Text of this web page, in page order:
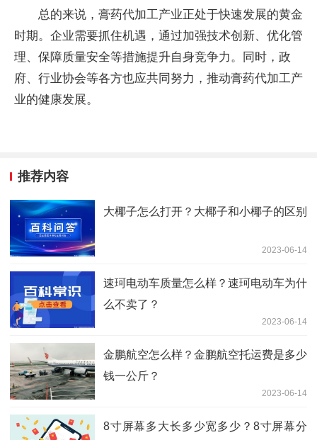
总的来说， 膏药代加工产业正处于快速发展的黄金
时期。企业需要抓住机遇，通过加强技术创新、优化管
理、保障质量安全等措施提升自身竞争力。同时， 政
府、行业协会等各方也应共同努力，推动膏药代加工产
业的健康发展。
推荐内容
大椰子怎么打开？大椰子和小椰子的区别
2023-06-14
速珂电动车质量怎么样？速珂电动车为什
么不卖了？
2023-06-14
金鹏航空怎么样？金鹏航空托运费是多少
钱一公斤？
2023-06-14
8寸屏幕多大长多少宽多少？8寸屏幕分